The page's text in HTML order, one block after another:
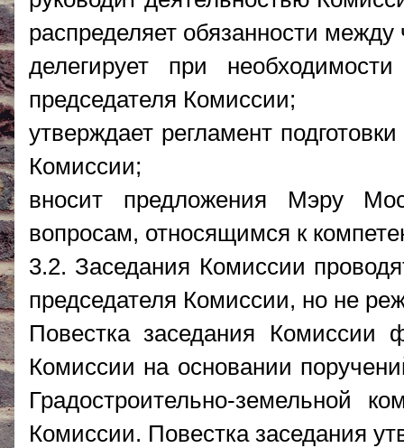
распределяет обязанности
делегирует при
председателя Комиссии;
утверждает регламент
Комиссии;
вносит предложения Мэру
вопросам, относящимся к
3.2. Заседания Комиссии
председателя Комиссии, но не
Повестка заседания Комиссии
Комиссии на основании
Градостроительно-земельной
Комиссии. Повестка заседания